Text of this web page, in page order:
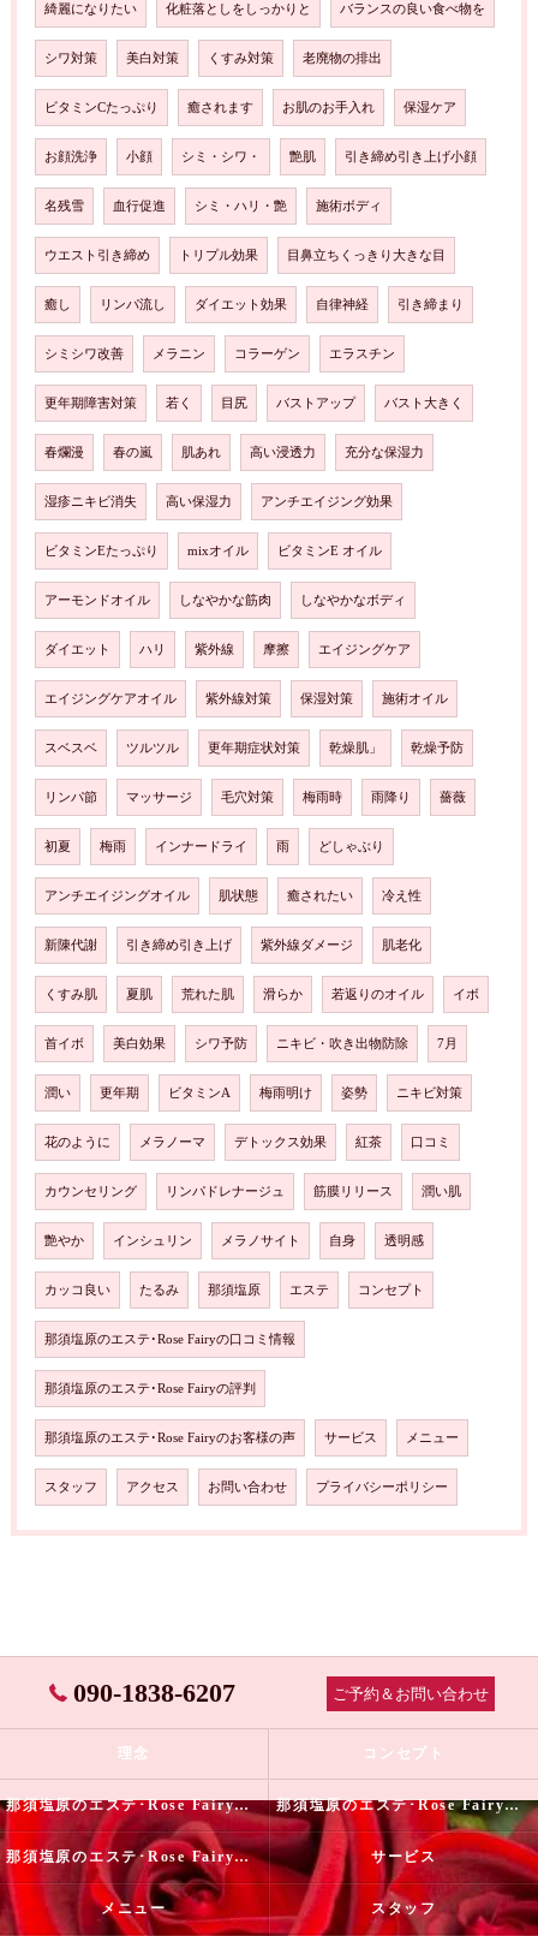
綺麗になりたい 化粧落としをしっかりと バランスの良い食べ物を
シワ対策 美白対策 くすみ対策 老廃物の排出
ビタミンCたっぷり 癒されます お肌のお手入れ 保湿ケア
お顔洗浄 小顔 シミ・シワ・ 艶肌 引き締め引き上げ小顔
名残雪 血行促進 シミ・ハリ・艶 施術ボディ
ウエスト引き締め トリプル効果 目鼻立ちくっきり大きな目
癒し リンパ流し ダイエット効果 自律神経 引き締まり
シミシワ改善 メラニン コラーゲン エラスチン
更年期障害対策 若く 目尻 バストアップ バスト大きく
春爛漫 春の嵐 肌あれ 高い浸透力 充分な保湿力
湿疹ニキビ消失 高い保湿力 アンチエイジング効果
ビタミンEたっぷり mixオイル ビタミンE オイル
アーモンドオイル しなやかな筋肉 しなやかなボディ
ダイエット ハリ 紫外線 摩擦 エイジングケア
エイジングケアオイル 紫外線対策 保湿対策 施術オイル
スベスベ ツルツル 更年期症状対策 乾燥肌」 乾燥予防
リンパ節 マッサージ 毛穴対策 梅雨時 雨降り 薔薇
初夏 梅雨 インナードライ 雨 どしゃぶり
アンチエイジングオイル 肌状態 癒されたい 冷え性
新陳代謝 引き締め引き上げ 紫外線ダメージ 肌老化
くすみ肌 夏肌 荒れた肌 滑らか 若返りのオイル イボ
首イボ 美白効果 シワ予防 ニキビ・吹き出物防除 7月
潤い 更年期 ビタミンA 梅雨明け 姿勢 ニキビ対策
花のように メラノーマ デトックス効果 紅茶 口コミ
カウンセリング リンパドレナージュ 筋膜リリース 潤い肌
艶やか インシュリン メラノサイト 自身 透明感
カッコ良い たるみ 那須塩原 エステ コンセプト
那須塩原のエステ･Rose Fairyの口コミ情報
那須塩原のエステ･Rose Fairyの評判
那須塩原のエステ･Rose Fairyのお客様の声 サービス メニュー
スタッフ アクセス お問い合わせ プライバシーポリシー
090-1838-6207 ご予約＆お問い合わせ
理念 コンセプト
那須塩原のエステ･Rose Fairyの口コミ情報 那須塩原のエステ･Rose Fairyの評判
那須塩原のエステ･Rose Fairyのお客様の声 サービス
メニュー スタッフ